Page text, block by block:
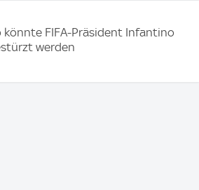
könnte FIFA-Präsident Infantino
werden